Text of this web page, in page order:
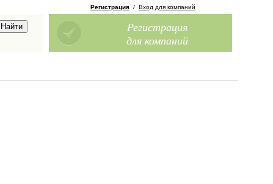
Регистрация / Вход для компаний
Регистрация
для компаний